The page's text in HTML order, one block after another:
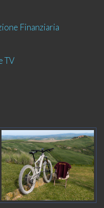
Finanziaria
TV